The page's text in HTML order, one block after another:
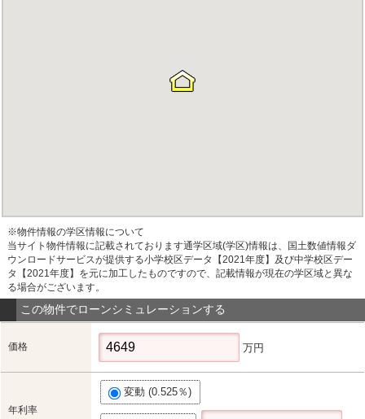
※物件情報の学区情報について
当サイト物件情報に記載されております通学区域(学区)情報は、国土数値情報ダ
ウンロードサービスが提供する小学校区データ【2021年度】及び中学校区デー
タ【2021年度】を元に加工したものですので、記載情報が現在の学区域と異な
る場合がございます。
この物件でローンシミュレーションする
価格 万円
年利率
変動 (0.525％)